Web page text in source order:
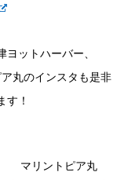
ットハーバー、
丸のインスタも是非
す！
マリントピア丸